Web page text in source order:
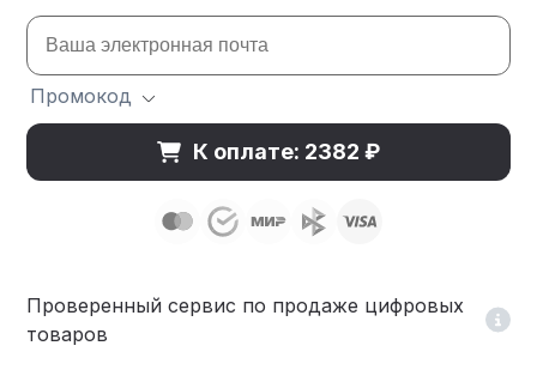
Промокод
К оплате: 2382 ₽
Проверенный сервис по продаже цифровых
товаров